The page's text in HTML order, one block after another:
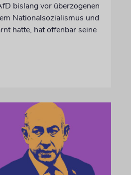
bislang vor überzogenen
Nationalsozialismus und
hatte, hat offenbar seine